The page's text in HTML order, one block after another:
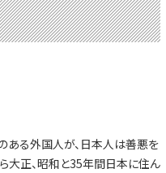
ある外国人が、日本人は善悪を
大正、昭和と35年間日本に住ん